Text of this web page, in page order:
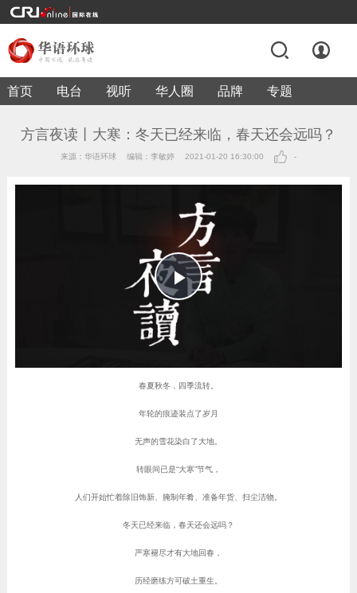
首页 电台 视听 华人圈 品牌 专题
方言夜读丨大寒：冬天已经来临，春天还会远吗？
来源：华语环球 编辑：李敏婷 2021-01-20 16:30:00 -
Play
Video
春夏秋冬，四季流转。
年轮的痕迹装点了岁月
无声的雪花染白了大地。
转眼间已是“大寒”节气，
人们开始忙着除旧饰新、腌制年肴、准备年货、扫尘洁物。
冬天已经来临，春天还会远吗？
严寒褪尽才有大地回春，
历经磨练方可破土重生。